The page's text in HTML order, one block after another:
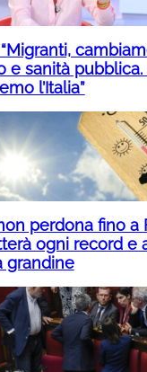
e sanità pubblica.
l’Italia”
perdona fino a
ogni record e
grandine